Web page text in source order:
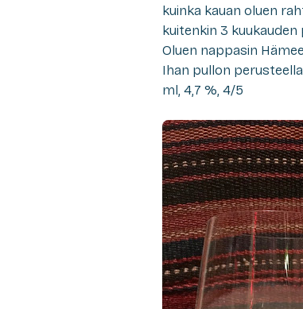
kuinka kauan oluen
kuitenkin 3
Oluen nappasin
Ihan pullon
ml, 4,7 %, 4/5